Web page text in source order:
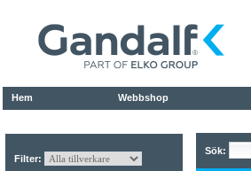
Hem Webbshop
Filter:
Sök: